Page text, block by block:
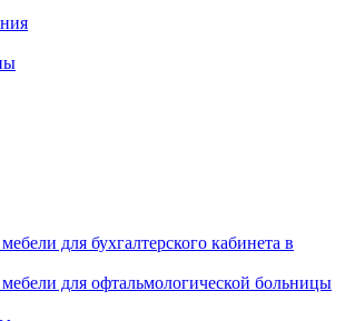
для бухгалтерского кабинета в
для офтальмологической больницы